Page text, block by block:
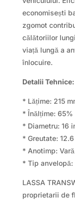
economisești
zgomot
călătoriilor
viață lungă a
înlocuire.
Detalii Tehnice:
* Lățime: 215
* Înălțime:
* Diametru: 16
* Greutate:
* Anotimp: Vară
* Tip anvelopă:
LASSA
proprietarii de